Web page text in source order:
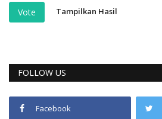
Vote Tampilkan Hasil
FOLLOW US
Facebook